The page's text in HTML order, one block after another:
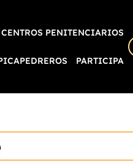
CENTROS PENITENCIARIOS
PARTICIPA